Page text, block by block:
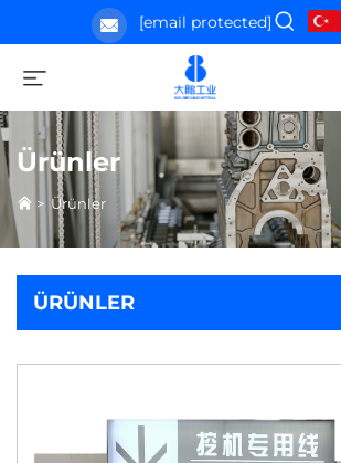
[email protected]
Ürünler
> Ürünler
ÜRÜNLER